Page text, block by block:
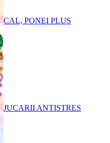
CAL, PONEI PLUS
JUCARII ANTISTRES